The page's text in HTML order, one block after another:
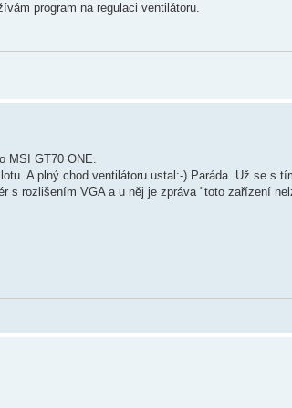
program na regulaci ventilátoru.
MSI GT70 ONE.
A plný chod ventilátoru ustal:-) Paráda. Už se s
s rozlišením VGA a u něj je zpráva "toto zařízení